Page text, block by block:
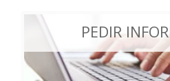
PEDIR